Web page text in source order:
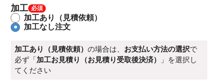
加工
加工あり（見積依頼）
加工なし注文
加工あり（見積依頼） の場合は、 お支払い方法の選択で
必ず「加工お見積り（お見積り受取後決済）
」を選択し
てください